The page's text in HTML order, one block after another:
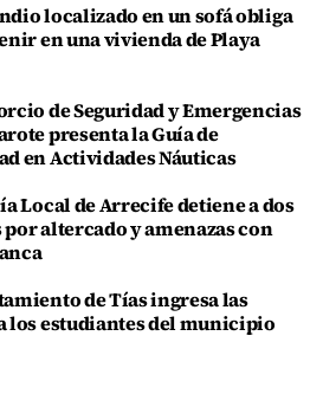
localizado en un sofá obliga
en una vivienda de Playa
de Seguridad y Emergencias
presenta la Guía de
en Actividades Náuticas
Local de Arrecife detiene a dos
altercado y amenazas con
de Tías ingresa las
los estudiantes del municipio